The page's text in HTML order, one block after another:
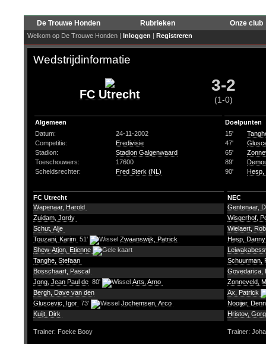
De Trouwe Honden Rubrieken Onze club
Welkom op De Trouwe Honden | Inloggen | Registreren
Wedstrijdinformatie
FC Utrecht 3-2
(1-0)
Algemeen
Datum:
24-11-2002
Competitie:
Eredivisie
Stadion:
Stadion Galgenwaard
Toeschouwers:
17600
Scheidsrechter:
Fred Sterk (NL)
Doelpunten
15'
47'
65'
89'
90'
Hesp,
FC Utrecht
NEC
Wapenaar, Harold
Zuidam, Jordy
Schut, Alje
Touzani, Karim 51'
Zwaanswijk, Patrick
Shew-Atjon, Etienne
Tanghe, Stefaan
Bosschaart, Pascal
Jong, Jean Paul de 80'
Arts, Arno
Bergh, Dave van den
Gluscevic, Igor 73'
Jochemsen, Arco
Kuijt, Dirk
Gentenaar,
Wisgerhof,
Wielaert,
Hesp,
Schuurman,
Govedarica,
Zonneveld,
Ax, Patrick
Nooijer,
Hristov,
Trainer: Foeke Booy Trainer: